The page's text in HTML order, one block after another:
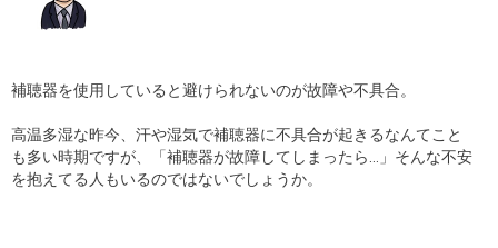
ブログ
採用
補聴器を使用していると避けられないのが故障や不具合。
高温多湿な昨今、汗や湿気で補聴器に不具合が起きるなんてこと
も多い時期ですが、「補聴器が故障してしまったら…」そんな不安
を抱えてる人もいるのではないでしょうか。